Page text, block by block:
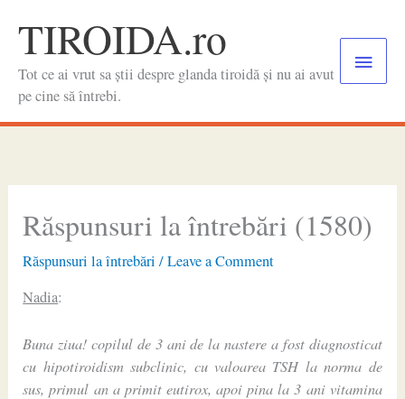
contentTIROIDA.ro
Tot ce ai vrut sa știi despre glanda tiroidă și nu ai avut
pe cine să întrebi.
Main
Răspunsuri la întrebări (1580)
Răspunsuri la întrebări /Leave a Comment
Nadia:
Buna ziua! copilul de 3 ani de la nastere a fost diagnosticat
cu hipotiroidism subclinic, cu valoarea TSH la norma de
sus, primul an a primit eutirox, apoi pina la 3 ani vitamina